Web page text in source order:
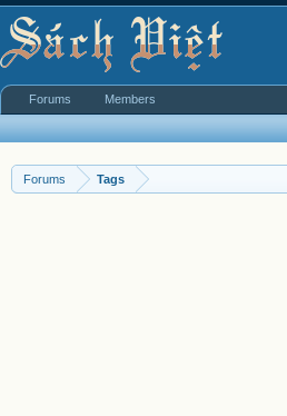
Forums Tags
Forums Members